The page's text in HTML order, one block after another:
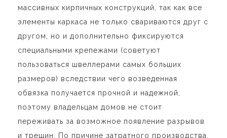
массивных кирпичных конструкций, так как все
элементы каркаса не только свариваются друг с
другом, но и дополнительно фиксируются
специальными крепежами (советуют
пользоваться швеллерами самых больших
размеров) вследствии чего возведенная
обвязка получается прочной и надежной,
поэтому владельцам домов не стоит
переживать за возможное появление разрывов
и трещин. По причине затратного производства,